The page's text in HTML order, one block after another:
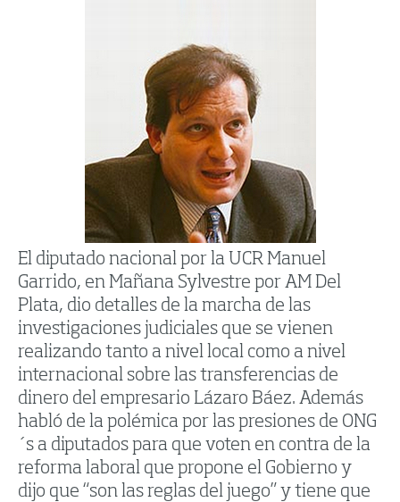
El diputado nacional por la UCR Manuel
Garrido, en Mañana Sylvestre por AM Del
Plata, dio detalles de la marcha de las
investigaciones judiciales que se vienen
realizando tanto a nivel local como a nivel
internacional sobre las transferencias de
dinero del empresario Lázaro Báez. Además
habló de la polémica por las presiones de ONG
´s a diputados para que voten en contra de la
reforma laboral que propone el Gobierno y
dijo que “son las reglas del juego” y tiene que